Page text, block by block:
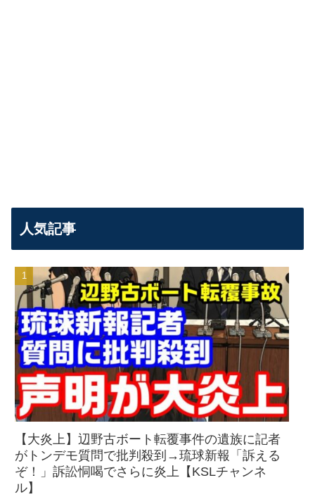
人気記事
【大炎上】辺野古ボート転覆事件の遺族に記者
がトンデモ質問で批判殺到→琉球新報「訴える
ぞ！」訴訟恫喝でさらに炎上【KSLチャンネ
ル】